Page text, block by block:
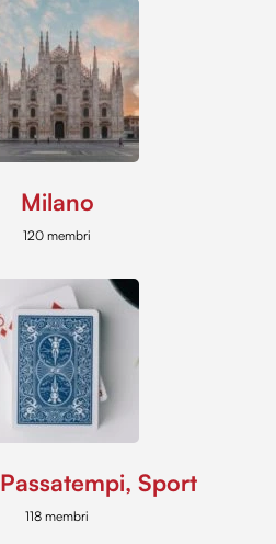
Milano
120 membri
Sport
118 membri